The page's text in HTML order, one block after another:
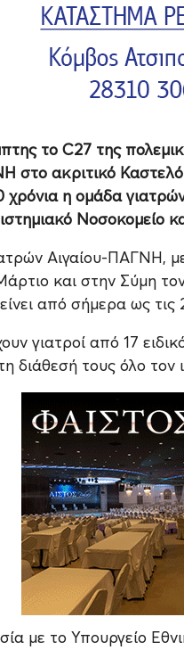
το C27 της
στο ακριτικό
η ομάδα
Νοσοκομείο
Αιγαίου-ΠΑΓΝΗ,
και στην Σύμη
από σήμερα ως τις
γιατροί από 17
διάθεσή τους όλο τον
με το Υπουργείο